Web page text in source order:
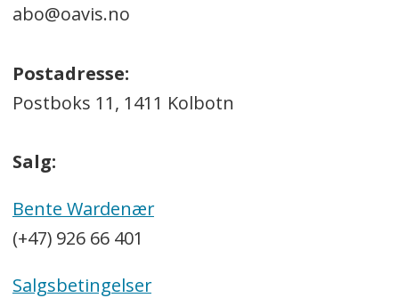
abo@oavis.no
Postadresse:
Postboks 11, 1411 Kolbotn
Salg:
Bente Wardenær
(+47) 926 66 401
Salgsbetingelser